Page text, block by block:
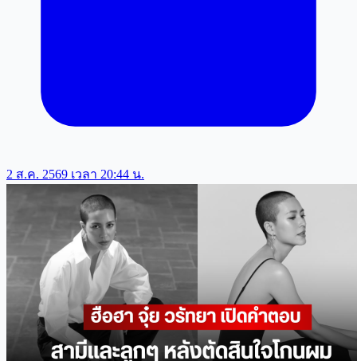
2 ส.ค. 2569 เวลา 20:44 น.